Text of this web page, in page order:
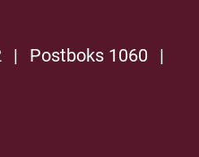
| Postboks 1060
|